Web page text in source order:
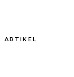
ARTIKEL